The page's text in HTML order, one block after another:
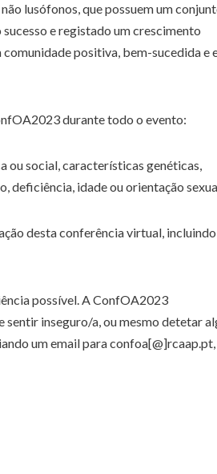
lusófonos, que possuem um
e registado um crescimento
positiva, bem-sucedida e
durante todo o evento:
ou social, características genéticas,
deficiência, idade ou orientação
desta conferência virtual, incluindo
possível. A ConfOA2023
sentir inseguro/a, ou mesmo detetar
um email para confoa[@]rcaap.pt,